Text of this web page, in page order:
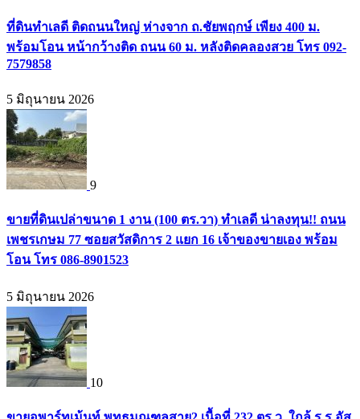
ที่ดินทำเลดี ติดถนนใหญ่ ห่างจาก ถ.ชัยพฤกษ์ เพียง 400 ม.
พร้อมโอน หน้ากว้างติด ถนน 60 ม. หลังติดคลองสวย โทร 092-
7579858
5 มิถุนายน 2026
9
ขายที่ดินเปล่าขนาด 1 งาน (100 ตร.วา) ทำเลดี น่าลงทุน!! ถนน
เพชรเกษม 77 ซอยสวัสดิการ 2 แยก 16 เจ้าของขายเอง พร้อม
โอน โทร 086-8901523
5 มิถุนายน 2026
10